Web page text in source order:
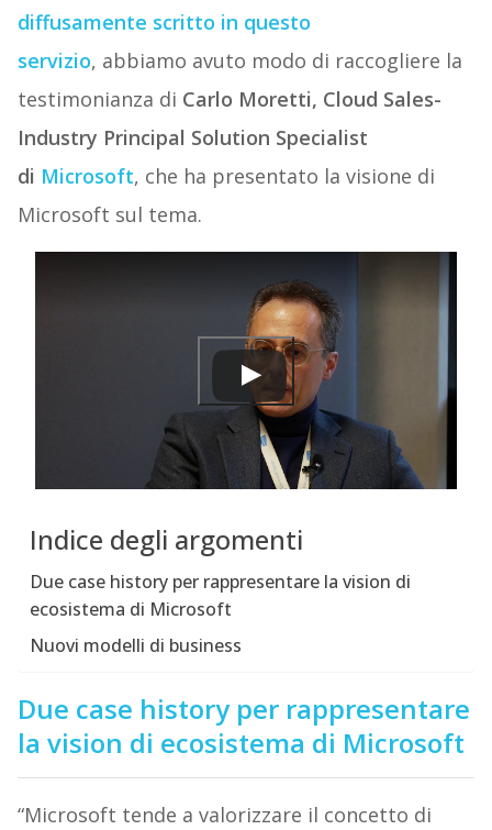
diffusamente scritto in questo
servizio, abbiamo avuto modo di raccogliere la
testimonianza di Carlo Moretti, Cloud Sales-
Industry Principal Solution Specialist
di Microsoft, che ha presentato la visione di
Microsoft sul tema.
Indice degli argomenti
Due case history per rappresentare la vision di
ecosistema di Microsoft
Nuovi modelli di business
Due case history per rappresentare
la vision di ecosistema di Microsoft
“Microsoft tende a valorizzare il concetto di